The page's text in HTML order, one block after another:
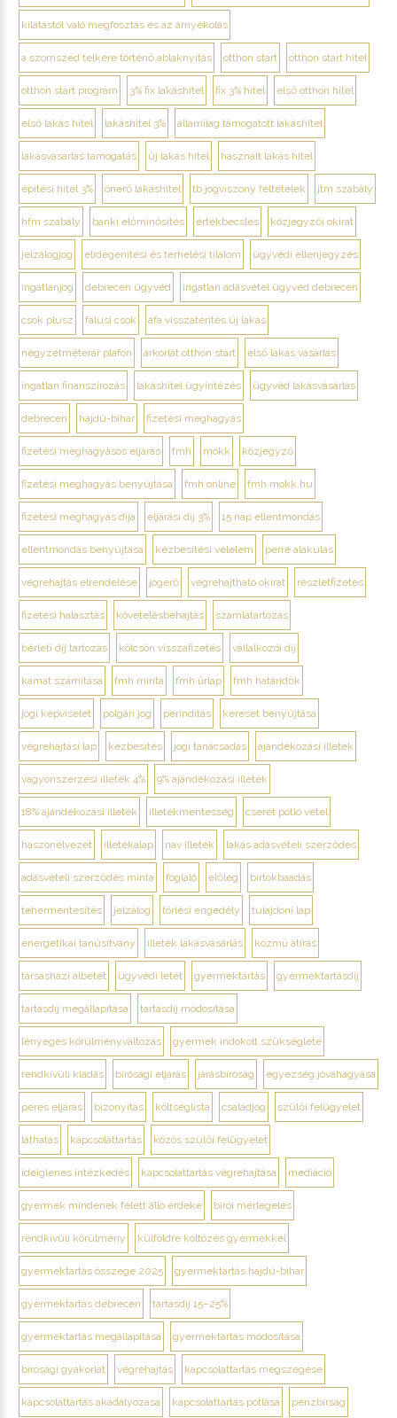
kilátástól való megfosztás és az árnyékolás
a szomszéd telkére történő ablaknyitás otthon start otthon start hitel
otthon start program 3% fix lakáshitel fix 3% hitel első otthon hitel
első lakás hitel lakáshitel 3% államilag támogatott lakáshitel
lakásvásárlás támogatás új lakás hitel használt lakás hitel
építési hitel 3% önerő lakáshitel tb jogviszony feltételek jtm szabály
hfm szabály banki előminősítés értékbecslés közjegyzői okirat
jelzálogjog elidegenítési és terhelési tilalom ügyvédi ellenjegyzés
ingatlanjog debrecen ügyvéd ingatlan adásvétel ügyvéd debrecen
csok plusz falusi csok áfa visszatérítés új lakás
négyzetméterár plafon árkorlát otthon start első lakás vásárlás
ingatlan finanszírozás lakáshitel ügyintézés ügyvéd lakásvásárlás
debrecen hajdú-bihar fizetési meghagyás
fizetési meghagyásos eljárás fmh mokk közjegyző
fizetési meghagyás benyújtása fmh online fmh.mokk.hu
fizetési meghagyás díja eljárási díj 3% 15 nap ellentmondás
ellentmondás benyújtása kézbesítési vélelem perré alakulás
végrehajtás elrendelése jogerő végrehajtható okirat részletfizetés
fizetési halasztás követelésbehajtás számlatartozás
bérleti díj tartozás kölcsön visszafizetés vállalkozói díj
kamat számítása fmh minta fmh űrlap fmh határidők
jogi képviselet polgári jog perindítás kereset benyújtása
végrehajtási lap kézbesítés jogi tanácsadás ajándékozási illeték
vagyonszerzési illeték 4% 9% ajándékozási illeték
18% ajándékozási illeték illetékmentesség cserét pótló vétel
haszonélvezet illetékalap nav illeték lakás adásvételi szerződés
adásvételi szerződés minta foglaló előleg birtokbaadás
tehermentesítés jelzálog törlési engedély tulajdoni lap
energetikai tanúsítvány illeték lakásvásárlás közmű átírás
társasházi albetét ügyvédi letét gyermektartás gyermektartásdíj
tartásdíj megállapítása tartásdíj módosítása
lényeges körülményváltozás gyermek indokolt szükséglete
rendkívüli kiadás bírósági eljárás járásbíróság egyezség jóváhagyása
peres eljárás bizonyítás költséglista családjog szülői felügyelet
láthatás kapcsolattartás közös szülői felügyelet
ideiglenes intézkedés kapcsolattartás végrehajtása mediáció
gyermek mindenek felett álló érdeke bírói mérlegelés
rendkívüli körülmény külföldre költözés gyermekkel
gyermektartás összege 2025 gyermektartás hajdú-bihar
gyermektartás debrecen tartásdíj 15–25%
gyermektartás megállapítása gyermektartás módosítása
bírósági gyakorlat végrehajtás kapcsolattartás megszegése
kapcsolattartás akadályozása kapcsolattartás pótlása pénzbírság